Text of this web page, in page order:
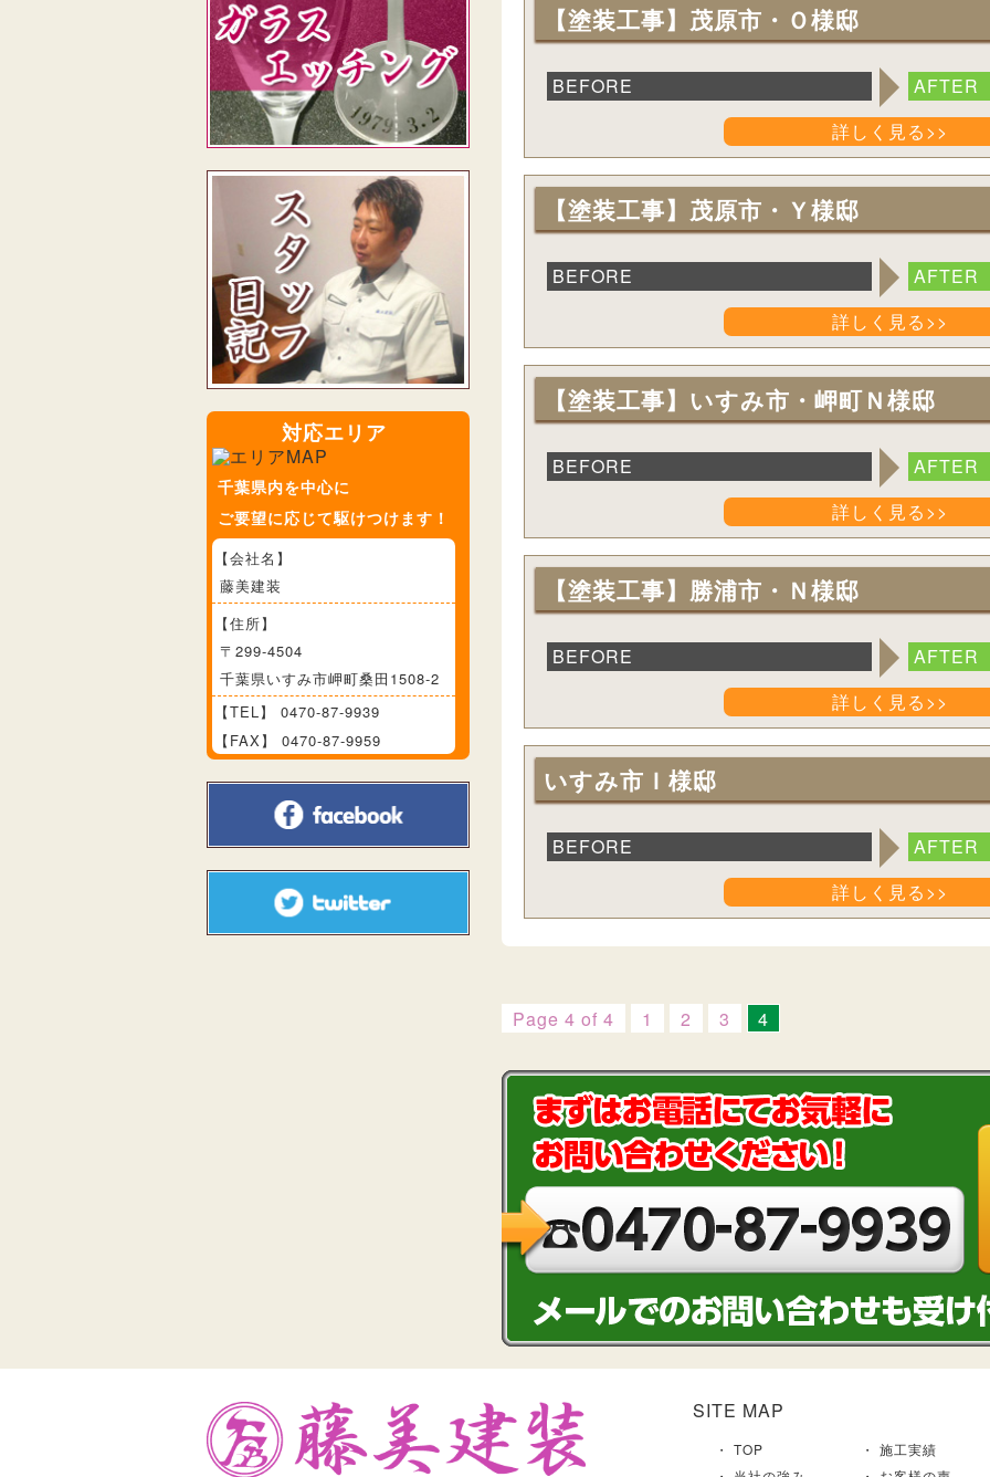
【塗装工事】茂原市・Ｏ様邸
BEFORE
AFTER
詳しく見る>>
【塗装工事】茂原市・Ｙ様邸
BEFORE
AFTER
詳しく見る>>
【塗装工事】いすみ市・岬町Ｎ様邸
BEFORE
AFTER
詳しく見る>>
【塗装工事】勝浦市・Ｎ様邸
BEFORE
AFTER
詳しく見る>>
いすみ市Ｉ様邸
BEFORE
AFTER
詳しく見る>>
Page 4 of 4 1 2 3 4
対応エリア
千葉県内を中心に
ご要望に応じて駆けつけます！
【会社名】
藤美建装
【住所】
〒299-4504
千葉県いすみ市岬町桑田1508-2
【TEL】
0470-87-9939
【FAX】
0470-87-9959
SITE MAP
TOP
施工実績